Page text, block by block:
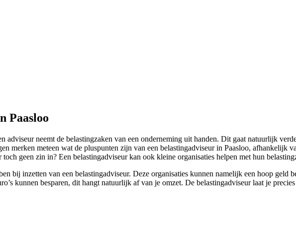
Paasloo
neemt de belastingzaken van een onderneming uit handen. Dit gaat natuurlijk
merken meteen wat de pluspunten zijn van een belastingadviseur in Paasloo, afhankelijk
geen zin in? Een belastingadviseur kan ook kleine organisaties helpen met hun
bij inzetten van een belastingadviseur. Deze organisaties kunnen namelijk een hoop geld
kunnen besparen, dit hangt natuurlijk af van je omzet. De belastingadviseur laat je